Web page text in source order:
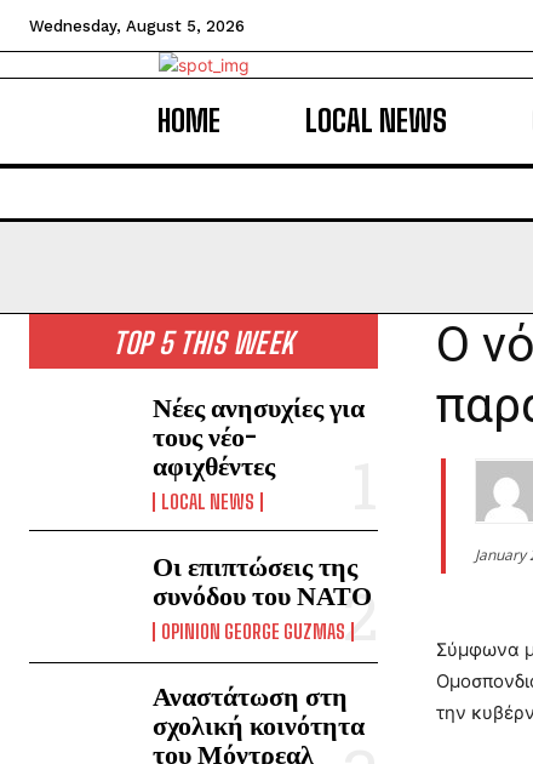
Wednesday, August 5, 2026
HOME LOCAL NEWS
TOP 5 THIS WEEK
Νέες ανησυχίες για
τους νέο-
αφιχθέντες
LOCAL NEWS
Οι επιπτώσεις της
συνόδου του ΝΑΤΟ
OPINION GEORGE GUZMAS
Αναστάτωση στη
σχολική κοινότητα
του Μόντρεαλ
Ο
January
Σύμφωνα
την